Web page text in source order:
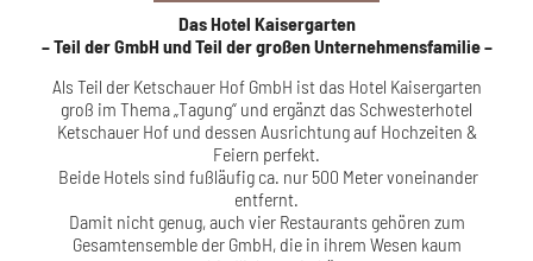
Das Hotel Kaisergarten
– Teil der GmbH und Teil der großen Unternehmensfamilie –
Als Teil der Ketschauer Hof GmbH ist das Hotel Kaisergarten
groß im Thema „Tagung“ und ergänzt das Schwesterhotel
Ketschauer Hof und dessen Ausrichtung auf Hochzeiten &
Feiern perfekt.
Beide Hotels sind fußläufig ca. nur 500 Meter voneinander
entfernt.
Damit nicht genug, auch vier Restaurants gehören zum
Gesamtensemble der GmbH, die in ihrem Wesen kaum